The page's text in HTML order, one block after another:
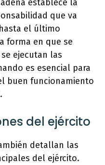
establece la
que va
el último
forma en que se
ejecutan las
es esencial para
buen funcionamiento
del ejército
detallan las
del ejército.